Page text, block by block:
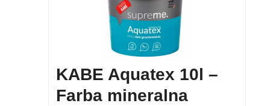
KABE Aquatex 10l –
Farba mineralna